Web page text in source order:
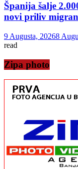
Španija šalje
novi priliv
9 Augusta, 20268
read
Zipa photo